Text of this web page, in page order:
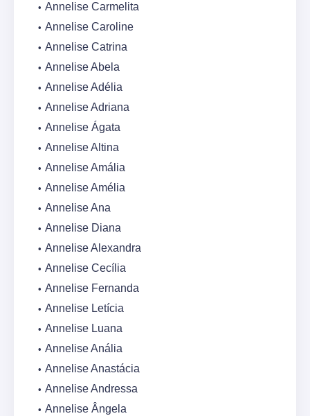
Annelise Carmelita
Annelise Caroline
Annelise Catrina
Annelise Abela
Annelise Adélia
Annelise Adriana
Annelise Ágata
Annelise Altina
Annelise Amália
Annelise Amélia
Annelise Ana
Annelise Diana
Annelise Alexandra
Annelise Cecília
Annelise Fernanda
Annelise Letícia
Annelise Luana
Annelise Anália
Annelise Anastácia
Annelise Andressa
Annelise Ângela